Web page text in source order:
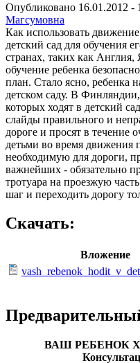
Опубликовано 16.01.2012 -
Магсумовна
Как использовать
детский сад для обучения
странах, таких как
обучение ребенка
план. Стало ясно, ребенка
детском саду. В
которых ходят в детский
слайды правильного и
дороге и просят в течение
детьми во время движения
необходимую для дороги,
важнейших - обязательно
тротуара на проезжую
шаг и переходить дорогу
Скачать:
Вложение
ВАШ РЕБЕНОК